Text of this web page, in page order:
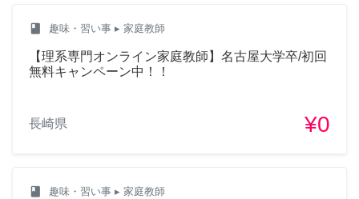
class 趣味・習い事 ▸ 家庭教師
【理系専門オンライン家庭教師】名古屋大学卒/初回
無料キャンペーン中！！
長崎県 ¥0
class 趣味・習い事 ▸ 家庭教師